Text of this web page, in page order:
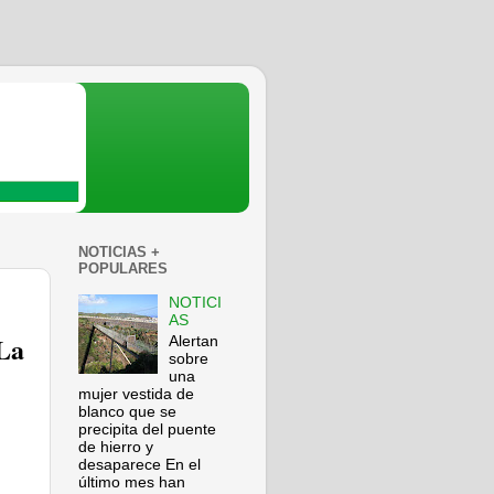
NOTICIAS +
POPULARES
NOTICI
AS
Alertan
sobre
una
mujer vestida de
blanco que se
precipita del puente
de hierro y
desaparece En el
último mes han